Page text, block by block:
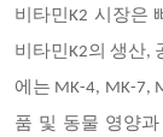
비타민K2 시장은
비타민K2의 생산,
에는 MK-4, MK-7,
품 및 동물 영양